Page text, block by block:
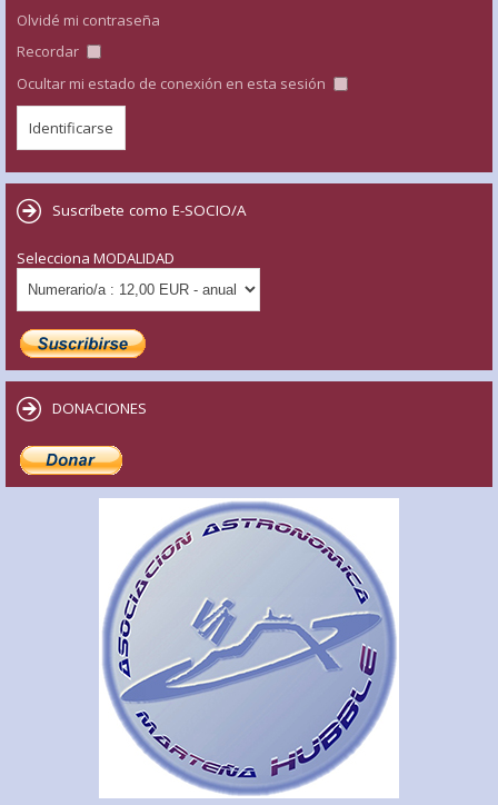
Olvidé mi contraseña
Recordar
Ocultar mi estado de conexión en esta sesión
Suscríbete como E-SOCIO/A
Selecciona MODALIDAD
DONACIONES